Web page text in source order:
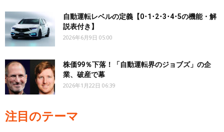
自動運転レベルの定義【0･1･2･3･4･5の機能・解
説表付き】
2026年6月9日 05:00
株価99％下落！「自動運転界のジョブズ」の企
業、破産で幕
2026年1月22日 06:39
注目のテーマ